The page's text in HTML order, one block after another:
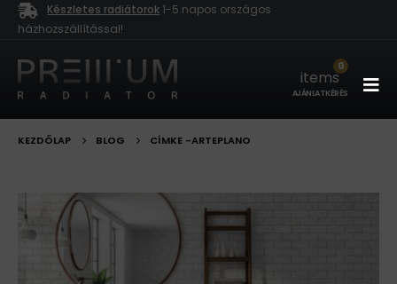
Készletes radiátorok 1-5 napos országos
házhozszállítással!
0
items
AJÁNLATKÉRÉS
KEZDŐLAP BLOG CÍMKE -ARTEPLANO